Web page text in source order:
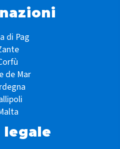
di Pag
de Mar
legale